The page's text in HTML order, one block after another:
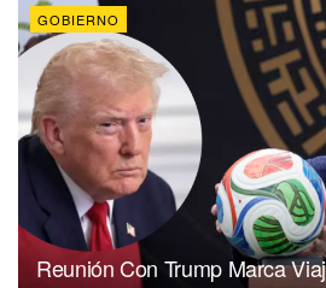
GOBIERNO
Reunión Con Trump Marca